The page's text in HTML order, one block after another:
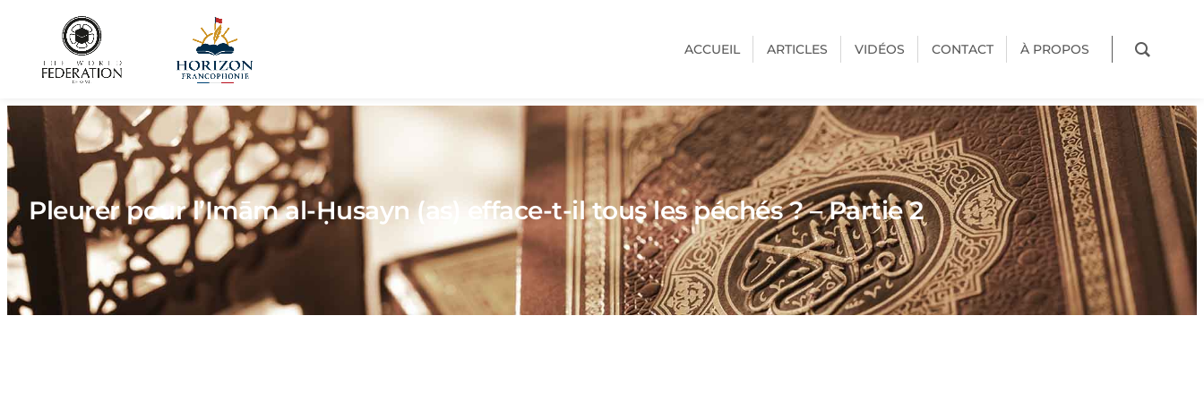
ACCUEIL ARTICLES VIDÉOS CONTACT À PROPOS
Pleurer pour l’Imām al-Ḥusayn (as) efface-t-il tous les péchés ? – Partie 2